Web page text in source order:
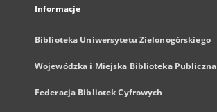
Informacje
Biblioteka Uniwersytetu Zielonogórskiego
Wojewódzka i Miejska Biblioteka Publiczna
Federacja Bibliotek Cyfrowych